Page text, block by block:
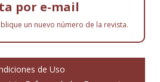
por e-mail
un nuevo número de la revista.
de Uso